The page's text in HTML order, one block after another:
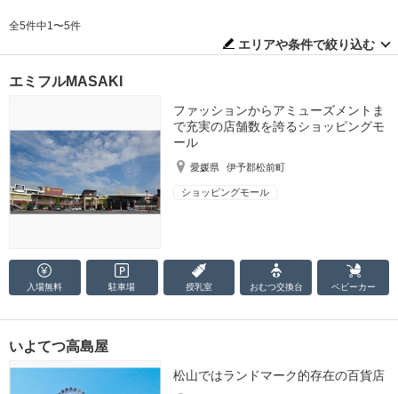
全5件中1〜5件
エリアや条件で絞り込む
エミフルMASAKI
ファッションからアミューズメントま
で充実の店舗数を誇るショッピングモ
ール
愛媛県 伊予郡松前町
ショッピングモール
入場無料 駐車場 授乳室 おむつ交換台 ベビーカー
いよてつ高島屋
松山ではランドマーク的存在の百貨店